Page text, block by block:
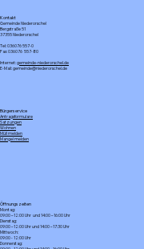
Kontakt
Gemeinde Niederorschel
Bergstraße 51
37355 Niederorschel
Tel: 036076 557-0
Fax: 036076 557-80
Internet:gemeinde-niederorschel.de
E-Mail: gemeinde@niederorschel.de
Bürgerservice
Antragsformulare
Satzungen
Wohnen
Müll melden
Mangel melden
Öffnungszeiten
Montag:
09:00 – 12:00 Uhr und 14:00 – 16:00 Uhr
Dienstag:
09:00 – 12:00 Uhr und 14:00 – 17:30 Uhr
Mittwoch:
09:00 - 12:00 Uhr
Donnerstag: